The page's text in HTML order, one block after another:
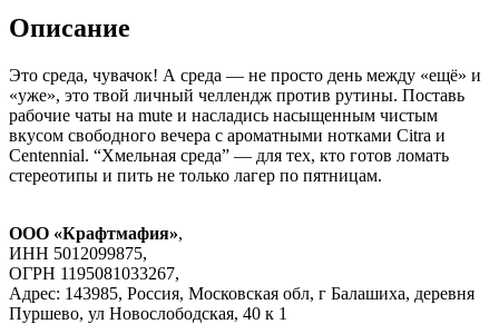
Описание
Это среда, чувачок! А среда — не просто день между «ещё» и
«уже», это твой личный челлендж против рутины. Поставь
рабочие чаты на mute и насладись насыщенным чистым
вкусом свободного вечера с ароматными нотками Citra и
Centennial. “Хмельная среда” — для тех, кто готов ломать
стереотипы и пить не только лагер по пятницам.
ООО «Крафтмафия»,
ИНН 5012099875,
ОГРН 1195081033267,
Адрес: 143985, Россия, Московская обл, г Балашиха, деревня
Пуршево, ул Новослободская, 40 к 1